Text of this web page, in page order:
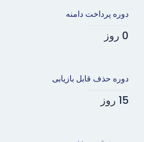
دوره پرداخت دامنه
0 روز
دوره حذف قابل بازیابی
15 روز